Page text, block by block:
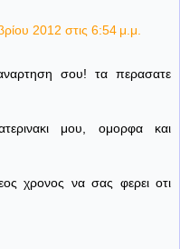
2012 στις 6:54 μ.μ.
σου! τα περασατε
μου, ομορφα και
χρονος να σας φερει οτι